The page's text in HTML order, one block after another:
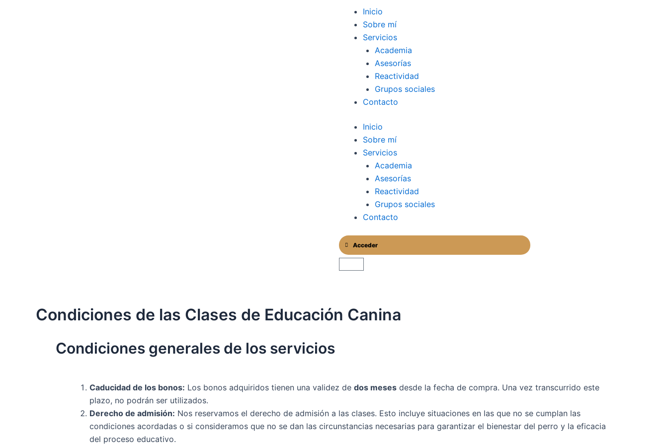
Inicio
Sobre mí
Servicios
Academia
Asesorías
Reactividad
Grupos sociales
Contacto
Inicio
Sobre mí
Servicios
Academia
Asesorías
Reactividad
Grupos sociales
Contacto
Acceder
Cart
Condiciones de las Clases de Educación Canina
Condiciones generales de los servicios
Caducidad de los bonos: Los bonos adquiridos tienen una validez de dos meses desde la fecha de compra. Una vez transcurrido este
plazo, no podrán ser utilizados.
Derecho de admisión: Nos reservamos el derecho de admisión a las clases. Esto incluye situaciones en las que no se cumplan las
condiciones acordadas o si consideramos que no se dan las circunstancias necesarias para garantizar el bienestar del perro y la eficacia
del proceso educativo.